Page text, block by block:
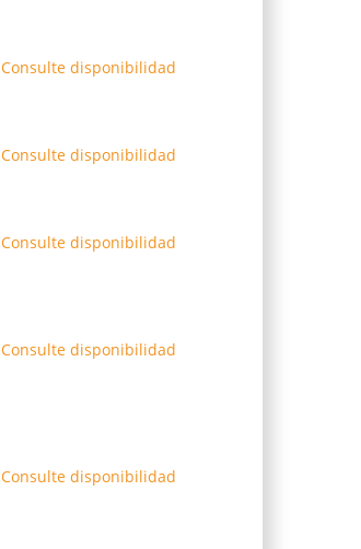
Consulte disponibilidad
Consulte disponibilidad
Consulte disponibilidad
Consulte disponibilidad
Consulte disponibilidad